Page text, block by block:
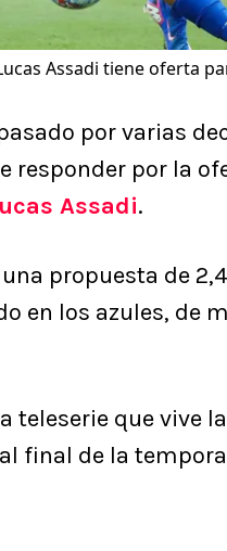
Assadi tiene oferta
por varias
responder por la
Assadi.
propuesta de
en los azules, de
teleserie que vive
final de la